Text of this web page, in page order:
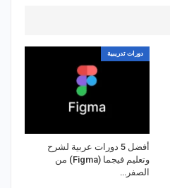
دورات تدريبية
أفضل 5 دورات عربية لشرح
وتعليم فيجما (Figma) من
الصفر…